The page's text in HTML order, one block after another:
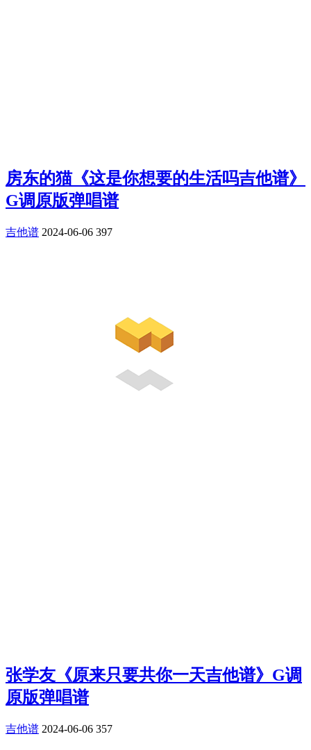
房东的猫《这是你想要的生活吗吉他谱》
G调原版弹唱谱
吉他谱 2024-06-06 397
张学友《原来只要共你一天吉他谱》G调
原版弹唱谱
吉他谱 2024-06-06 357